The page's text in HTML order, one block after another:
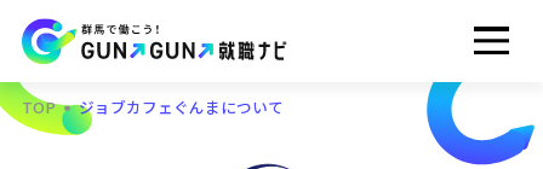
TOP ジョブカフェぐんまについて